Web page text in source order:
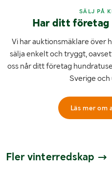
SÄLJ PÅ
Har ditt företag
Vi har auktionsmäklare över
sälja enkelt och tryggt,
oss når ditt företag
Sverige
Läs mer om
Fler vinterredskap